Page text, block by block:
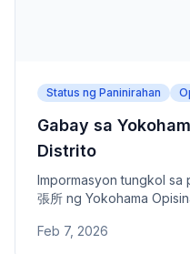
Status ng Paninirahan
Gabay sa
Distrito
Impormasyon tungkol sa
張所 ng Yokohama
Distrito sa ilalim ng
Feb 7, 2026